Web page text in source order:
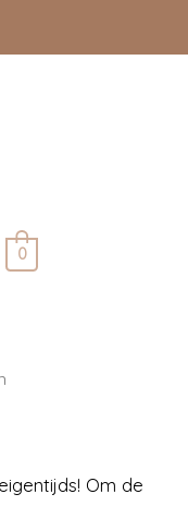
0
Om de